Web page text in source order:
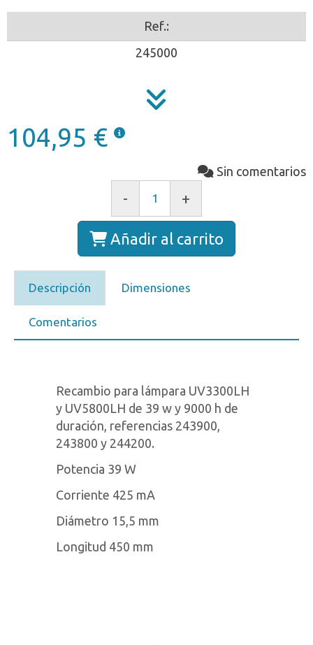
Ref.:
245000
104,95 €
Sin comentarios
- +
Añadir al carrito
Descripción Dimensiones
Comentarios
Recambio para lámpara UV3300LH
y UV5800LH de 39 w y 9000 h de
duración, referencias 243900,
243800 y 244200.
Potencia 39 W
Corriente 425 mA
Diámetro 15,5 mm
Longitud 450 mm